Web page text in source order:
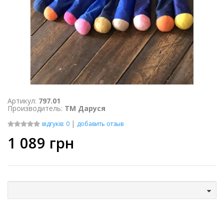
Артикул: 797.01
Производитель: ТМ Даруся
відгуків: 0 | добавить отзыв
1 089 грн